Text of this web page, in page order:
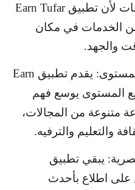
لأن تطبيقEarn Tufar
الخدمات في مكان
والجهد.
يقدم تطبيق Earn
المستوى يوسع فهم
متنوعة من المجالات،
والتعليم والترفيه.
يبقي تطبيق
اطلاع بأحدث